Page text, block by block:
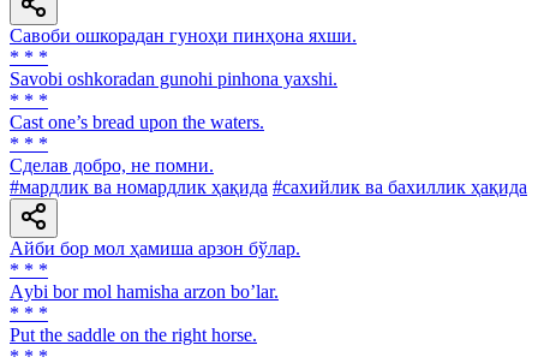
Савоби ошкорадан гуноҳи пинҳона яхши.
* * *
Savobi oshkoradan gunohi pinhona yaxshi.
* * *
Cast one’s bread upon the waters.
* * *
Сделав добро, не помни.
#мардлик ва номардлик ҳақида #сахийлик ва бахиллик ҳақида
Айби бор мол ҳамиша арзон бўлар.
* * *
Аybi bor mol hamisha arzon boʼlar.
* * *
Put the saddle on the right horse.
* * *